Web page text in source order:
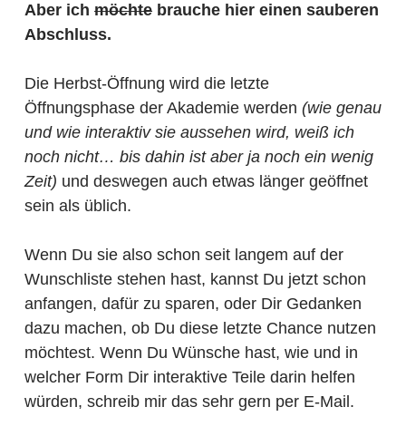
Aber ich möchte brauche hier einen sauberen
Abschluss.
Die Herbst-Öffnung wird die letzte
Öffnungsphase der Akademie werden (wie genau
und wie interaktiv sie aussehen wird, weiß ich
noch nicht… bis dahin ist aber ja noch ein wenig
Zeit) und deswegen auch etwas länger geöffnet
sein als üblich.
Wenn Du sie also schon seit langem auf der
Wunschliste stehen hast, kannst Du jetzt schon
anfangen, dafür zu sparen, oder Dir Gedanken
dazu machen, ob Du diese letzte Chance nutzen
möchtest. Wenn Du Wünsche hast, wie und in
welcher Form Dir interaktive Teile darin helfen
würden, schreib mir das sehr gern per E-Mail.